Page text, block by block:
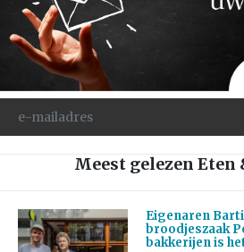
Meest gelezen
Eigenaren
broodjeszaak
bakkerijen is